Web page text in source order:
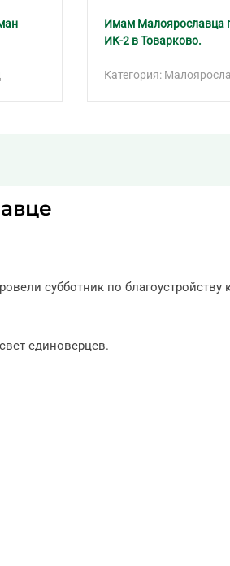
Имам Малоярославца
ИК-2 в Товарково.
Категория:
субботник по благоустройству
единоверцев.